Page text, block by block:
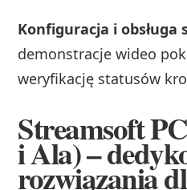
Konfiguracja i obsługa
demonstracje wideo
weryfikację statusów
Streamsoft
i Ala) –
rozwiązania